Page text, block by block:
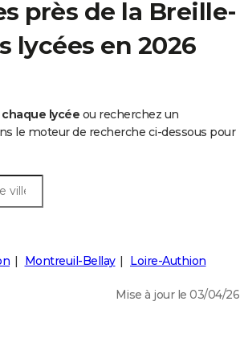
près de la Breille-
lycées en 2026
chaque lycée ou recherchez un
le moteur de recherche ci-dessous pour
Montreuil-Bellay Loire-Authion
Mise à jour le 03/04/26